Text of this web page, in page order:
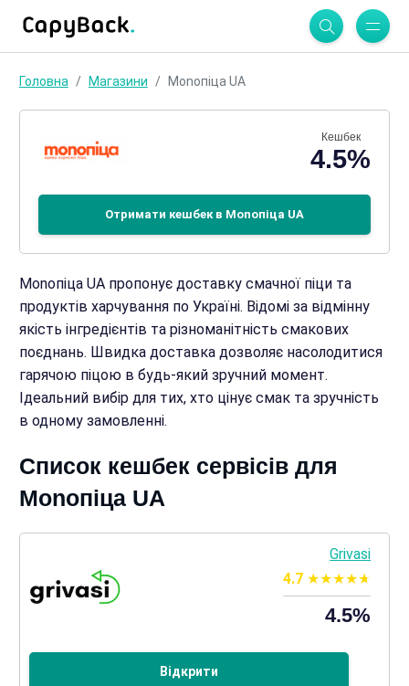
Головна Магазини Monoпіца UA
Кешбек
4.5%
Отримати кешбек в Monoпіца UA
Monoпіца UA пропонує доставку смачної піци та
продуктів харчування по Україні. Відомі за відмінну
якість інгредієнтів та різноманітність смакових
поєднань. Швидка доставка дозволяє насолодитися
гарячою піцою в будь-який зручний момент.
Ідеальний вибір для тих, хто цінує смак та зручність
в одному замовленні.
Список кешбек сервісів для
Monoпіца UA
Grivasi
4.7
4.5%
Відкрити